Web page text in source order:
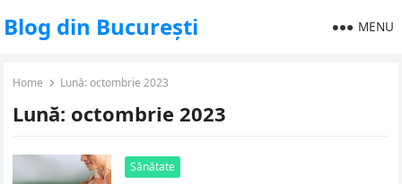
Blog din București MENU
Home Lună:octombrie 2023
Lună: octombrie 2023
Sănătate